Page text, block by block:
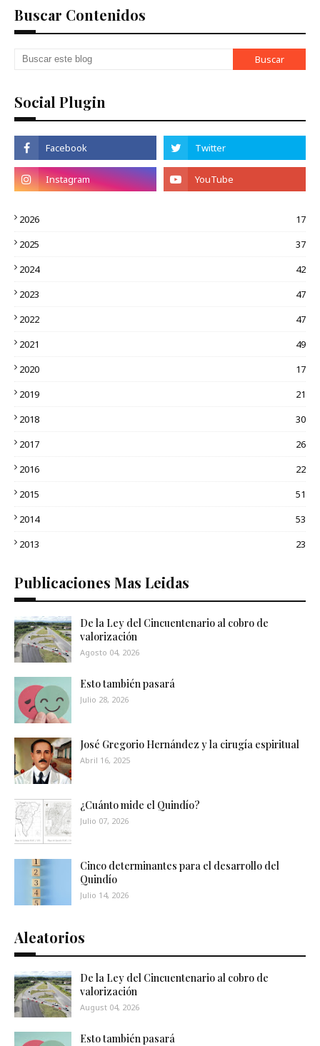
Buscar Contenidos
Social Plugin
2026
17
2025
37
2024
42
2023
47
2022
47
2021
49
2020
17
2019
21
2018
30
2017
26
2016
22
2015
51
2014
53
2013
23
Publicaciones Mas Leidas
De la Ley del Cincuentenario al cobro de
valorización
Agosto 04, 2026
Esto también pasará
Julio 28, 2026
José Gregorio Hernández y la cirugía espiritual
Abril 16, 2025
¿Cuánto mide el Quindío?
Julio 07, 2026
Cinco determinantes para el desarrollo del
Quindío
Julio 14, 2026
Aleatorios
De la Ley del Cincuentenario al cobro de
valorización
August 04, 2026
Esto también pasará